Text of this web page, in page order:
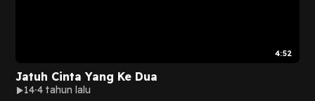
4:52
Jatuh Cinta Yang Ke Dua
14 4 tahun lalu